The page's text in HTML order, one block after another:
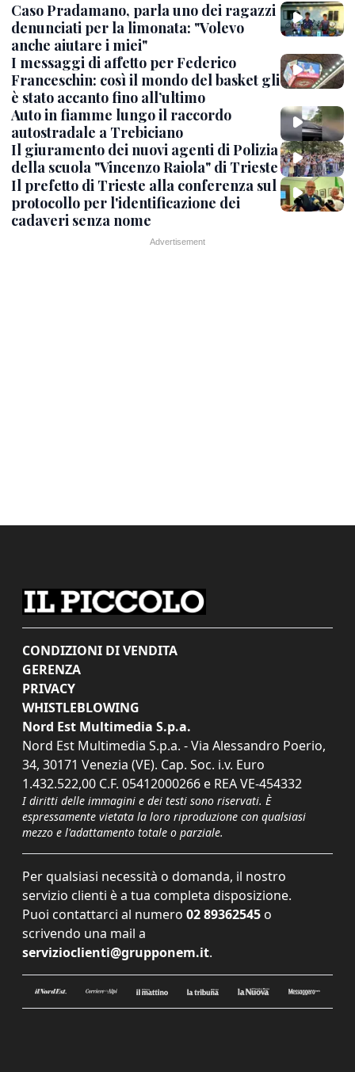
Caso Pradamano, parla uno dei ragazzi
denunciati per la limonata: "Volevo
anche aiutare i miei"
I messaggi di affetto per Federico
Franceschin: così il mondo del basket gli
è stato accanto fino all’ultimo
Auto in fiamme lungo il raccordo
autostradale a Trebiciano
Il giuramento dei nuovi agenti di Polizia
della scuola "Vincenzo Raiola" di Trieste
Il prefetto di Trieste alla conferenza sul
protocollo per l'identificazione dei
cadaveri senza nome
CONDIZIONI DI VENDITA
GERENZA
PRIVACY
WHISTLEBLOWING
Nord Est Multimedia S.p.a.
Nord Est Multimedia S.p.a. - Via Alessandro Poerio,
34, 30171 Venezia (VE). Cap. Soc. i.v. Euro
1.432.522,00 C.F. 05412000266 e REA VE-454332
I diritti delle immagini e dei testi sono riservati. È
espressamente vietata la loro riproduzione con qualsiasi
mezzo e l'adattamento totale o parziale.
Per qualsiasi necessità o domanda, il nostro
servizio clienti è a tua completa disposizione.
Puoi contattarci al numero 02 89362545 o
scrivendo una mail a
servizioclienti@grupponem.it.